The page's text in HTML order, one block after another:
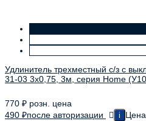
Удлинитель трехместный с/з с
31-03 3x0,75, 3м, серия Home
770 ₽ розн. цена
490 ₽после авторизации i